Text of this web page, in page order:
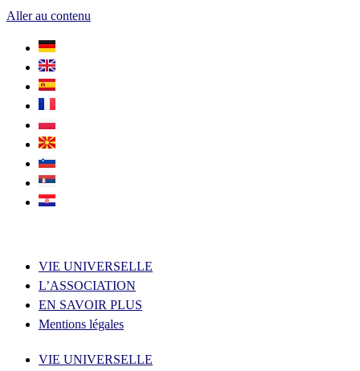
Aller au contenu
VIE UNIVERSELLE
L’ASSOCIATION
EN SAVOIR PLUS
Mentions légales
VIE UNIVERSELLE